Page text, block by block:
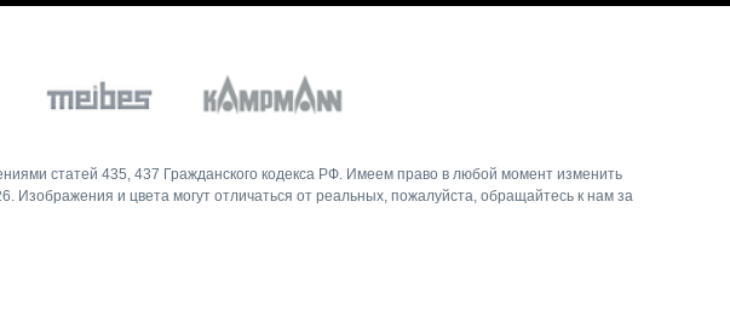
статей 435, 437 Гражданского кодекса РФ. Имеем право в любой момент изменить
Изображения и цвета могут отличаться от реальных, пожалуйста, обращайтесь к нам за